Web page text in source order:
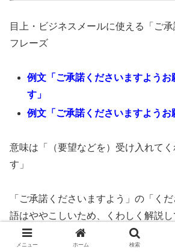
目上・ビジネスメールに使える「ご
フレーズ
例文「ご承諾くださいますようお
す」
例文「ご承諾くださいますようお
意味は「（要望などを）受け入れて
す」
「ご承諾くださいますよう」の「く
語はややこしいため、くわしく解説し
「くれる」の尊敬語「くださる」
メニュー ホーム 検索